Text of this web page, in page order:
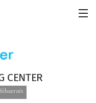
CENTER